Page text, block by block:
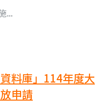
...
料庫」114年度大
申請